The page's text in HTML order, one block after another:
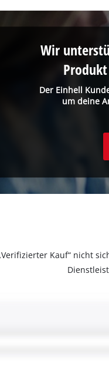
Der Einhell
um deine
Wir
Kauf“ nicht